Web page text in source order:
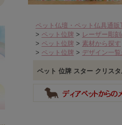
ペット仏壇・ペット仏具通販
> ペット位牌 > レーザー彫
> ペット位牌 > 素材から探す
> ペット位牌 > デザイン一
ペット 位牌 スター クリス